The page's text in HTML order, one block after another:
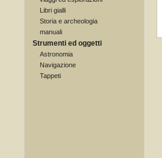
Libri gialli
Storia e archeologia
manuali
Strumenti ed oggetti
Astronomia
Navigazione
Tappeti